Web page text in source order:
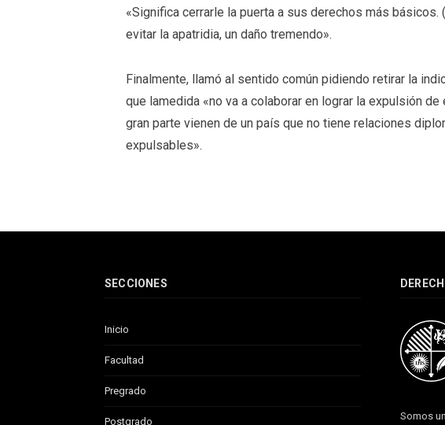
«Significa cerrarle la puerta a sus derechos más básicos.
evitar la apatridia, un daño tremendo».
Finalmente, llamó al sentido común pidiendo retirar la
que lamedida «no va a colaborar en lograr la expulsión
gran parte vienen de un país que no tiene relaciones
expulsables».
SECCIONES
Inicio
Facultad
Pregrado
Postgrado Somos